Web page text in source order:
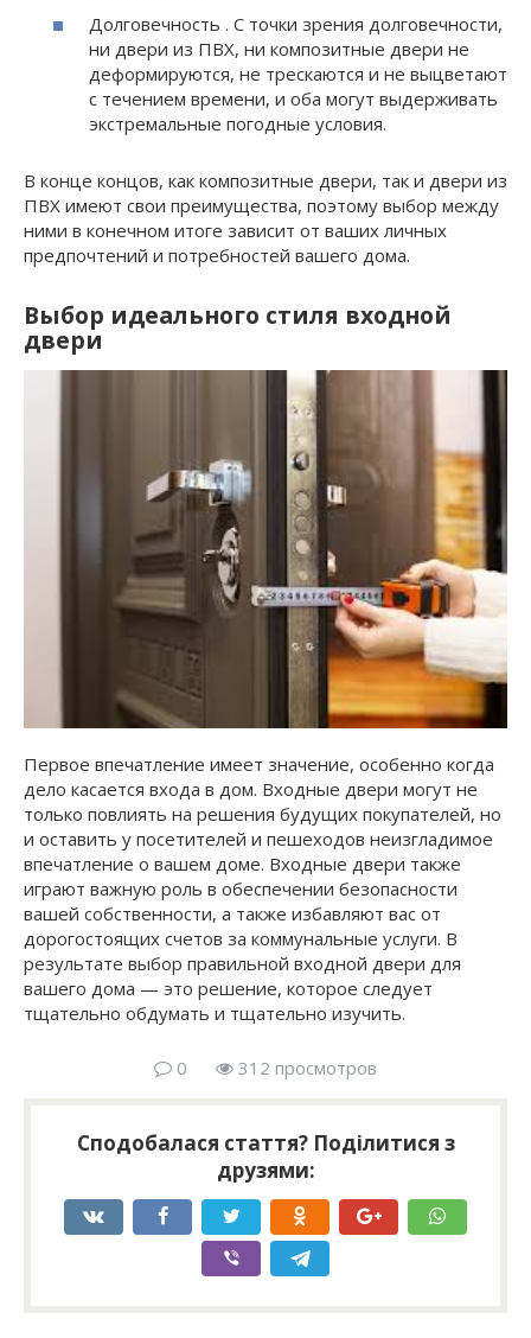
Долговечность . С точки зрения долговечности,
ни двери из ПВХ, ни композитные двери не
деформируются, не трескаются и не выцветают
с течением времени, и оба могут выдерживать
экстремальные погодные условия.
В конце концов, как композитные двери, так и двери из
ПВХ имеют свои преимущества, поэтому выбор между
ними в конечном итоге зависит от ваших личных
предпочтений и потребностей вашего дома.
Выбор идеального стиля входной
двери
Первое впечатление имеет значение, особенно когда
дело касается входа в дом. Входные двери могут не
только повлиять на решения будущих покупателей, но
и оставить у посетителей и пешеходов неизгладимое
впечатление о вашем доме. Входные двери также
играют важную роль в обеспечении безопасности
вашей собственности, а также избавляют вас от
дорогостоящих счетов за коммунальные услуги. В
результате выбор правильной входной двери для
вашего дома — это решение, которое следует
тщательно обдумать и тщательно изучить.
0 312 просмотров
Сподобалася стаття? Поділитися з
друзями: